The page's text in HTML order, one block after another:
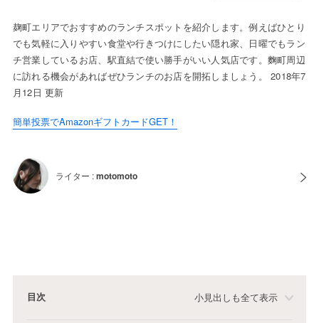
麹町エリアでおすすめのランチスポットを紹介します。例えばひとり
でも気軽に入りやすい食堂や行きつけにしたい隠れ家、日曜でもラン
チ営業しているお店、駅直結で使い勝手がいい人気店です。麴町周辺
に訪れる機会があればぜひランチのお店を開拓しましょう。 2018年7
月12日 更新
簡単投票でAmazonギフトカードGET！
ライター :motomoto
目次 小見出しも全て表示